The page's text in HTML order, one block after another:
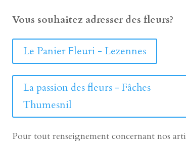
Vous souhaitez adresser des fleurs?
Le Panier Fleuri - Lezennes
La passion des fleurs - Fâches
Thumesnil
Pour tout renseignement concernant nos